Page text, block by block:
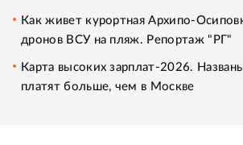
Как живет курортная Архипо-
дронов ВСУ на пляж. Репортаж "РГ"
Карта высоких зарплат-2026.
платят больше, чем в Москве